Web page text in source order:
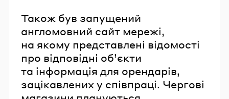
Також був запущений
англомовний сайт мережі,
на якому представлені відомості
про відповідні обʼєкти
та інформація для орендарів,
зацікавлених у співпраці. Чергові